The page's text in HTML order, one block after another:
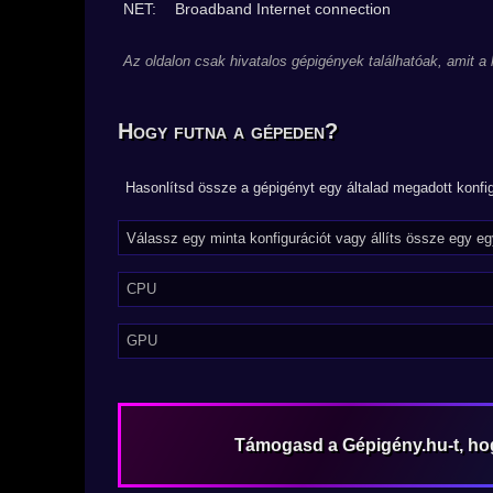
NET: Broadband Internet connection
Az oldalon csak hivatalos gépigények találhatóak, amit
Hogy futna a gépeden?
Hasonlítsd össze a gépigényt egy általad megadott
CPU
GPU
Támogasd a Gépigény.hu-t,